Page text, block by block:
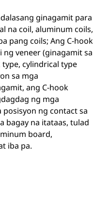
ginagamit para
na coil, aluminum coils,
pang coils; Ang C-hook
veneer (ginagamit sa
cylindrical type
sa mga
ang C-hook
ng mga
ng contact sa
bagay na itataas, tulad
board,
iba pa.